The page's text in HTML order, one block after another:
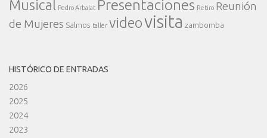
Musical
Pedro Arbalat Presentaciones Retiro Reunión
de Mujeres Salmos taller videovisita zambomba
HISTÓRICO DE ENTRADAS
2026
2025
2024
2023